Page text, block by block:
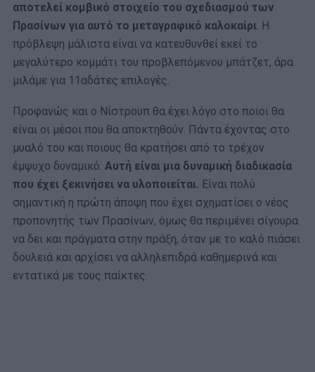
αποτελεί κομβικό στοιχείο του σχεδιασμού των
Πρασίνων για αυτό το μεταγραφικό καλοκαίρι. Η
πρόβλεψη μάλιστα είναι να κατευθυνθεί εκεί το
μεγαλύτερο κομμάτι του προβλεπόμενου μπάτζετ, άρα
μιλάμε για 11αδάτες επιλογές.
Προφανώς και ο Νίστρουπ θα έχει λόγο στο ποιοι θα
είναι οι μέσοι που θα αποκτηθούν. Πάντα έχοντας στο
μυαλό του και ποιους θα κρατήσει από το τρέχον
έμψυχο δυναμικό. Αυτή είναι μια δυναμική διαδικασία
που έχει ξεκινήσει να υλοποιείται. Είναι πολύ
σημαντική η πρώτη άποψη που έχει σχηματίσει ο νέος
προπονητής των Πρασίνων, όμως θα περιμένει σίγουρα
να δει και πράγματα στην πράξη, όταν με το καλό πιάσει
δουλειά και αρχίσει να αλληλεπιδρά καθημερινά και
εντατικά με τους παίκτες.